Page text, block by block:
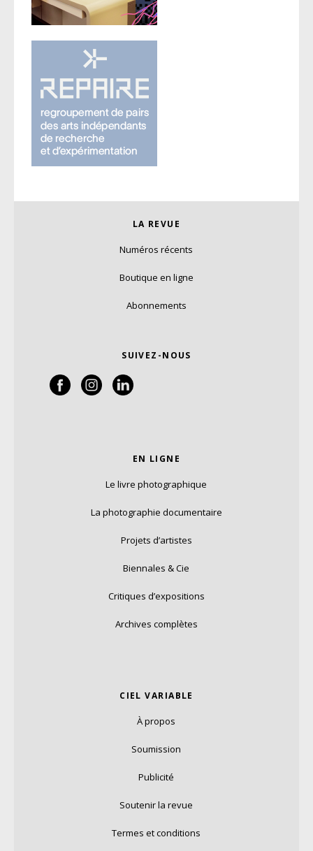
LA REVUE
Numéros récents
Boutique en ligne
Abonnements
SUIVEZ-NOUS
EN LIGNE
Le livre photographique
La photographie documentaire
Projets d’artistes
Biennales & Cie
Critiques d’expositions
Archives complètes
CIEL VARIABLE
À propos
Soumission
Publicité
Soutenir la revue
Termes et conditions